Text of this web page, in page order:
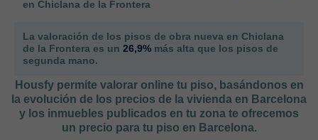
en Chiclana de la Frontera
La valoración de los pisos de obra nueva en Chiclana
de la Frontera es un 26,9% más alta que los pisos de
segunda mano.
Housfy permite valorar online tu piso, basándonos en
la evolución de los precios de la vivienda en Barcelona
y los inmuebles publicados en tu zona te ofrecemos
un precio para tu piso en Barcelona.